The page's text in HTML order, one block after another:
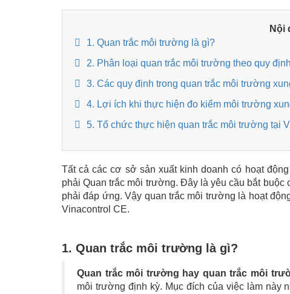
Nội
1. Quan trắc môi trường là gì?
2. Phân loại quan trắc môi trường theo quy định
3. Các quy định trong quan trắc môi trường
4. Lợi ích khi thực hiện đo kiểm môi trường
5. Tổ chức thực hiện quan trắc môi trường tại
Tất cả các cơ sở sản xuất kinh doanh có hoạt
phải Quan trắc môi trường. Đây là yêu cầu bắt
phải đáp ứng. Vậy quan trắc môi trường là hoạt
Vinacontrol CE.
1. Quan trắc môi trường là gì?
Quan trắc môi trường hay quan trắc môi
môi trường định kỳ. Mục đích của việc làm